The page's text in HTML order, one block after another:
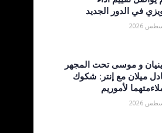
في الدور الجديد
و موسى تحت المجهر
ميلان مع إنتر: شكوك
لأموريم